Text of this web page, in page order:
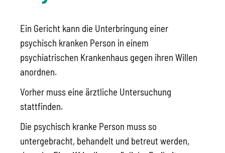
Ein Gericht kann die Unterbringung einer
psychisch kranken Person in einem
psychiatrischen Krankenhaus gegen ihren Willen
anordnen.
Vorher muss eine ärztliche Untersuchung
stattfinden.
Die psychisch kranke Person muss so
untergebracht, behandelt und betreut werden,